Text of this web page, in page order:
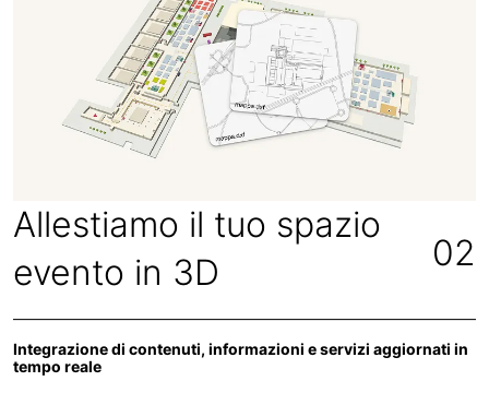
Allestiamo il tuo spazio
evento in 3D
02
Integrazione di contenuti, informazioni e servizi aggiornati in
tempo reale